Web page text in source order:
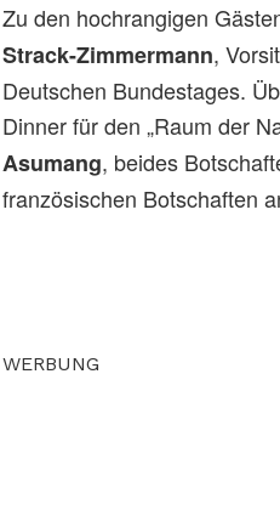
Zu den hochrangigen
Strack-Zimmermann,
Deutschen Bundestages.
Dinner für den „Raum der
Asumang, beides
französischen Botschaften
WERBUNG